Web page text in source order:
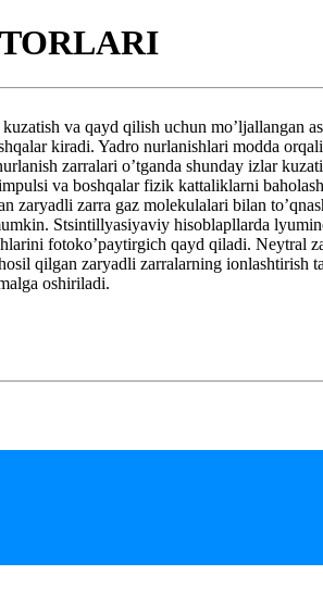
va qayd qilish uchun mo’ljallangan
kiradi. Yadro nurlanishlari modda
zarralari o’tganda shunday izlar
va boshqalar fizik kattaliklarni
zaryadli zarra gaz molekulalari bilan
Stsintillyasiyaviy hisoblapllarda
fotoko’paytirgich qayd qiladi.
qilgan zaryadli zarralarning
oshiriladi.